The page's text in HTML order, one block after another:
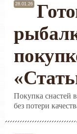
28.01.26
Покупка снастей
без потери